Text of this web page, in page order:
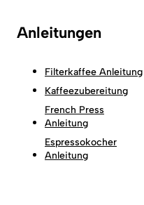
Anleitungen
Filterkaffee Anleitung
Kaffeezubereitung
French Press
Anleitung
Espressokocher
Anleitung